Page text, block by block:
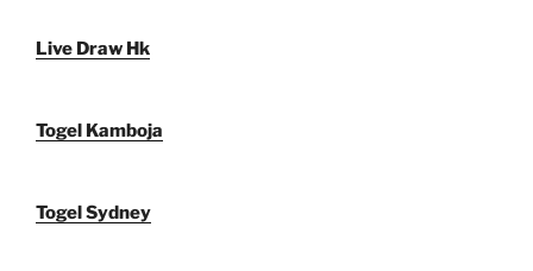
Live Draw Hk
Togel Kamboja
Togel Sydney